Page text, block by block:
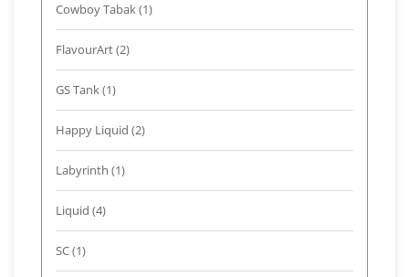
Cowboy Tabak(1)
FlavourArt(2)
GS Tank(1)
Happy Liquid (2)
Labyrinth (1)
Liquid (4)
SC(1)